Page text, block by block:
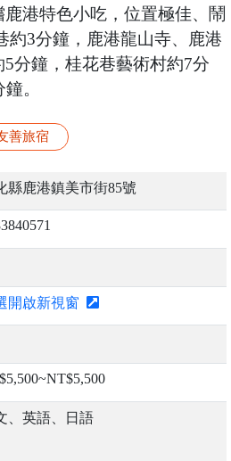
港特色小吃，位置極佳、鬧
約3分鐘，鹿港龍山寺、鹿港
分鐘，桂花巷藝術村約7分
。
善旅宿
縣鹿港鎮美市街85號
開啟新視窗
、英語、日語